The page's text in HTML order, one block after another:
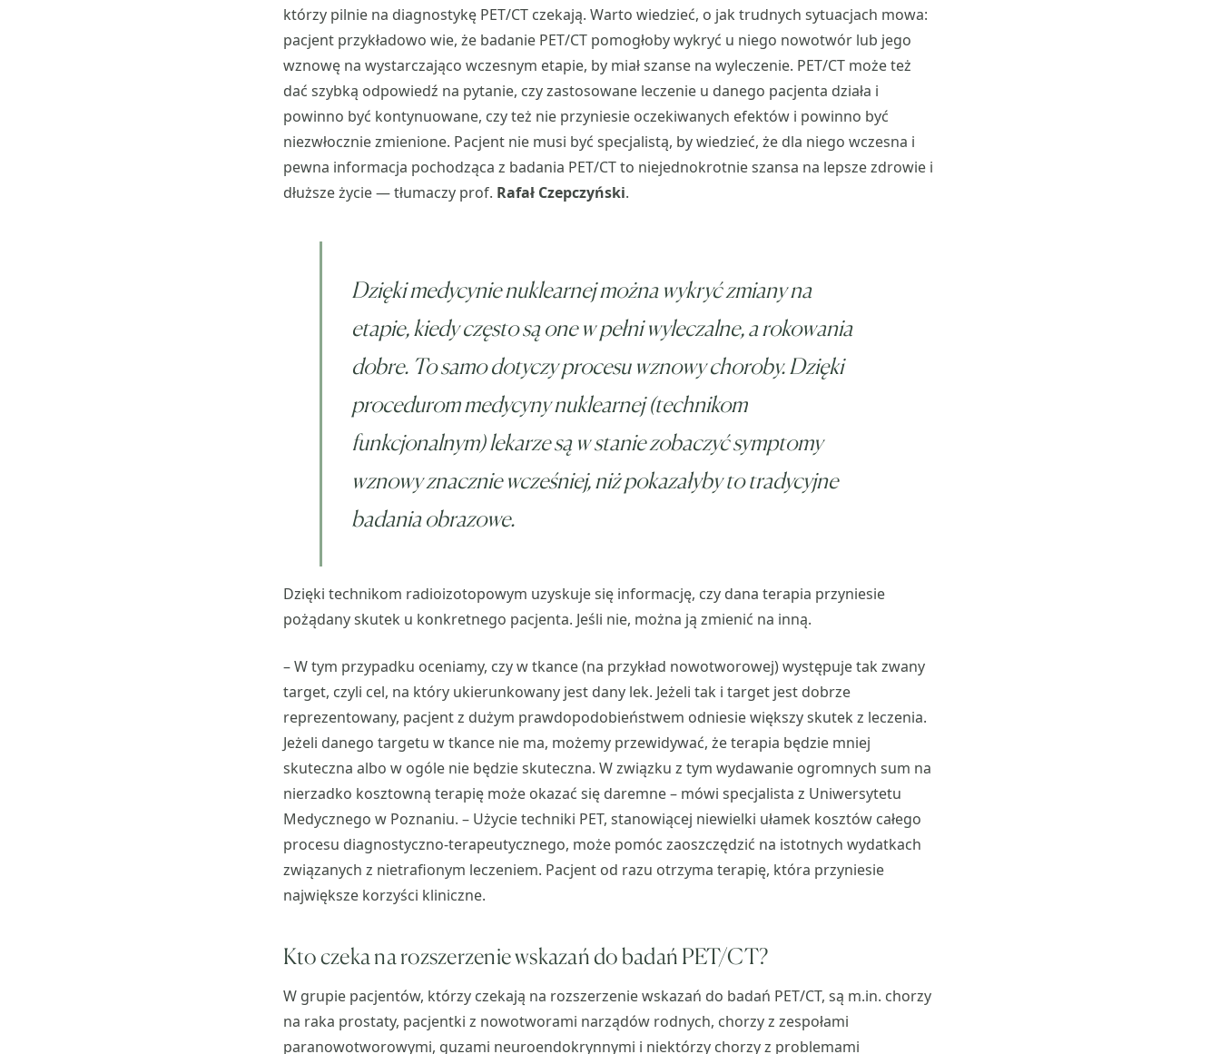
którzy pilnie na diagnostykę PET/CT czekają. Warto wiedzieć, o jak trudnych sytuacjach mowa:
pacjent przykładowo wie, że badanie PET/CT pomogłoby wykryć u niego nowotwór lub jego
wznowę na wystarczająco wczesnym etapie, by miał szanse na wyleczenie. PET/CT może też
dać szybką odpowiedź na pytanie, czy zastosowane leczenie u danego pacjenta działa i
powinno być kontynuowane, czy też nie przyniesie oczekiwanych efektów i powinno być
niezwłocznie zmienione. Pacjent nie musi być specjalistą, by wiedzieć, że dla niego wczesna i
pewna informacja pochodząca z badania PET/CT to niejednokrotnie szansa na lepsze zdrowie i
dłuższe życie — tłumaczy prof. Rafał Czepczyński.
Dzięki medycynie nuklearnej można wykryć zmiany na
etapie, kiedy często są one w pełni wyleczalne, a rokowania
dobre. To samo dotyczy procesu wznowy choroby. Dzięki
procedurom medycyny nuklearnej (technikom
funkcjonalnym) lekarze są w stanie zobaczyć symptomy
wznowy znacznie wcześniej, niż pokazałyby to tradycyjne
badania obrazowe.
Dzięki technikom radioizotopowym uzyskuje się informację, czy dana terapia przyniesie
pożądany skutek u konkretnego pacjenta. Jeśli nie, można ją zmienić na inną.
– W tym przypadku oceniamy, czy w tkance (na przykład nowotworowej) występuje tak zwany
target, czyli cel, na który ukierunkowany jest dany lek. Jeżeli tak i target jest dobrze
reprezentowany, pacjent z dużym prawdopodobieństwem odniesie większy skutek z leczenia.
Jeżeli danego targetu w tkance nie ma, możemy przewidywać, że terapia będzie mniej
skuteczna albo w ogóle nie będzie skuteczna. W związku z tym wydawanie ogromnych sum na
nierzadko kosztowną terapię może okazać się daremne – mówi specjalista z Uniwersytetu
Medycznego w Poznaniu. – Użycie techniki PET, stanowiącej niewielki ułamek kosztów całego
procesu diagnostyczno-terapeutycznego, może pomóc zaoszczędzić na istotnych wydatkach
związanych z nietrafionym leczeniem. Pacjent od razu otrzyma terapię, która przyniesie
największe korzyści kliniczne.
Kto czeka na rozszerzenie wskazań do badań PET/CT?
W grupie pacjentów, którzy czekają na rozszerzenie wskazań do badań PET/CT, są m.in. chorzy
na raka prostaty, pacjentki z nowotworami narządów rodnych, chorzy z zespołami
paranowotworowymi, guzami neuroendokrynnymi i niektórzy chorzy z problemami